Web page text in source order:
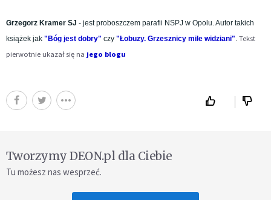
Grzegorz Kramer SJ - jest proboszczem parafii NSPJ w Opolu. Autor takich
książek jak "Bóg jest dobry" czy "Łobuzy. Grzesznicy mile widziani" Tekst
pierwotnie ukazał się na jego blogu
Tworzymy DEON.pl dla Ciebie
Tu możesz nas wesprzeć.